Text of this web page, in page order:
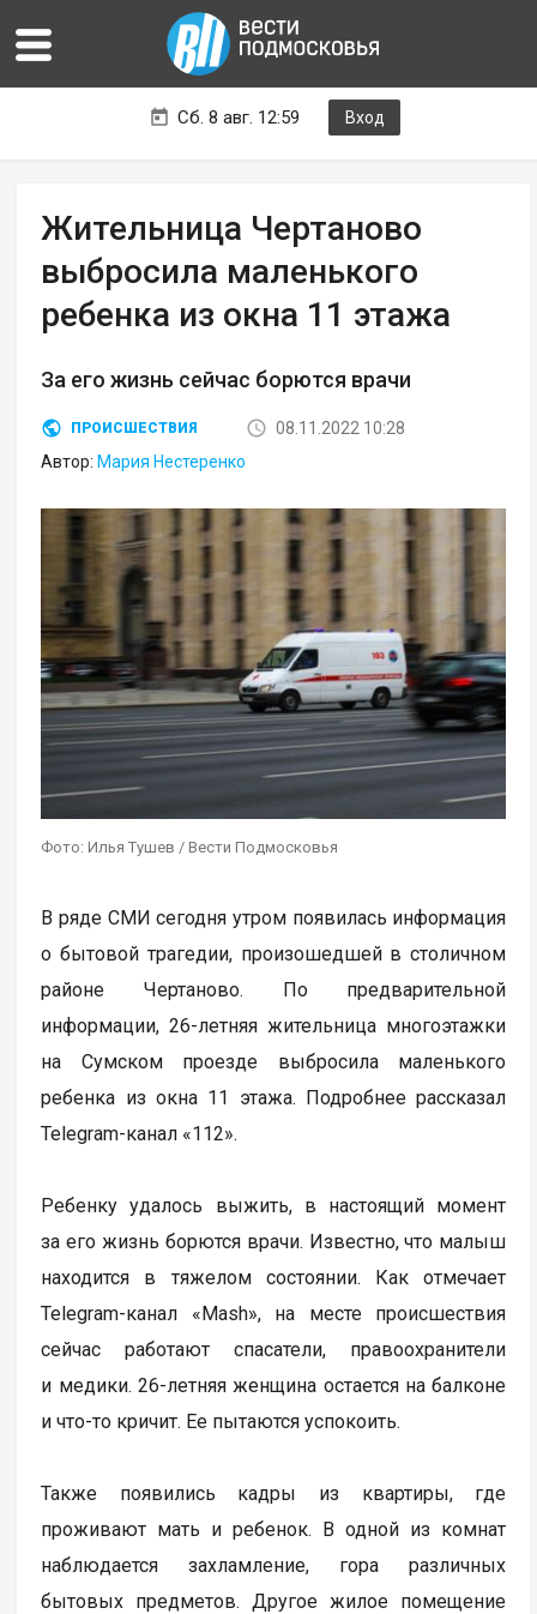
Сб. 8 авг. 12:59 Вход
Жительница Чертаново
выбросила маленького
ребенка из окна 11 этажа
За его жизнь сейчас борются врачи
ПРОИСШЕСТВИЯ
08.11.2022 10:28
Автор: Мария Нестеренко
Фото: Илья Тушев / Вести Подмосковья
В ряде СМИ сегодня утром появилась информация
о бытовой трагедии, произошедшей в столичном
районе Чертаново. По предварительной
информации, 26-летняя жительница многоэтажки
на Сумском проезде выбросила маленького
ребенка из окна 11 этажа. Подробнее рассказал
Telegram-канал «112».
Ребенку удалось выжить, в настоящий момент
за его жизнь борются врачи. Известно, что малыш
находится в тяжелом состоянии. Как отмечает
Telegram-канал «Mash», на месте происшествия
сейчас работают спасатели, правоохранители
и медики. 26-летняя женщина остается на балконе
и что-то кричит. Ее пытаются успокоить.
Также появились кадры из квартиры, где
проживают мать и ребенок. В одной из комнат
наблюдается захламление, гора различных
бытовых предметов. Другое жилое помещение